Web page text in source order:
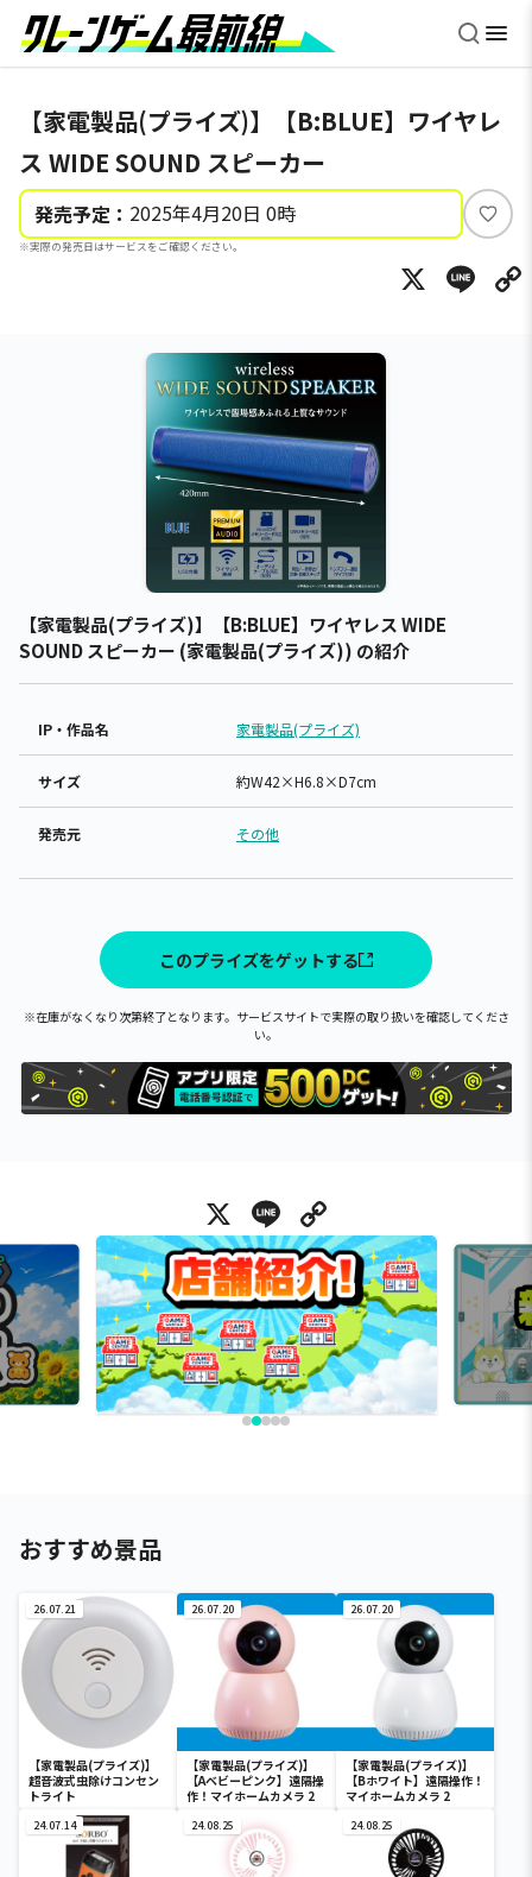
【家電製品(プライズ)】【B:BLUE】ワイヤレ
ス WIDE SOUND スピーカー
発売予定： 2025年4月20日 0時
※実際の発売日はサービスをご確認ください。
い
ね
X
【家電製品(プライズ)】【B:BLUE】ワイヤレス WIDE
SOUND スピーカー (家電製品(プライズ)) の紹介
IP・作品名 家電製品(プライズ)
サイズ 約W42×H6.8×D7cm
発売元 その他
このプライズをゲットする
※在庫がなくなり次第終了となります。サービスサイトで実際の取り扱いを確認してくださ
い。
X Line
おすすめ景品
26.07.21
【家電製品(プライズ)】
超音波式虫除けコンセン
トライト
26.07.20
【家電製品(プライズ)】
【Aベビーピンク】遠隔操
作！マイホームカメラ 2
26.07.20
【家電製品(プライズ)】
【Bホワイト】遠隔操作！
マイホームカメラ 2
24.07.14 24.08.25 24.08.25